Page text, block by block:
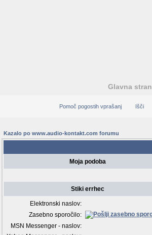
Glavna stran
Pomoč pogostih vprašanj Išči
Kazalo po www.audio-kontakt.com forumu
Moja podoba
Stiki errhec
Elektronski naslov:
Zasebno sporočilo:
MSN Messenger - naslov: